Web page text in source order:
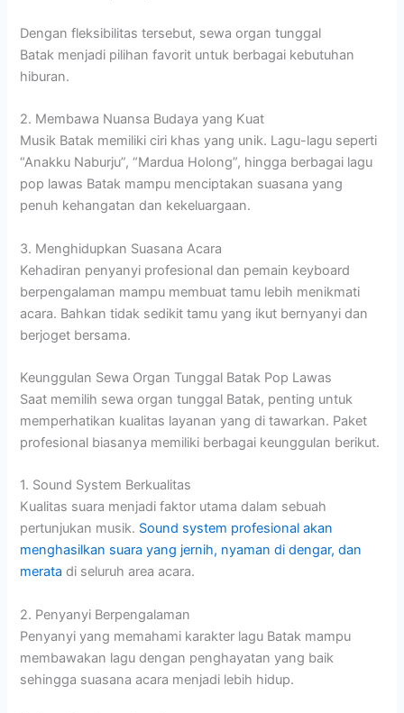
Dengan fleksibilitas tersebut, sewa organ tunggal
Batak menjadi pilihan favorit untuk berbagai kebutuhan
hiburan.
2. Membawa Nuansa Budaya yang Kuat
Musik Batak memiliki ciri khas yang unik. Lagu-lagu seperti
“Anakku Naburju”, “Mardua Holong”, hingga berbagai lagu
pop lawas Batak mampu menciptakan suasana yang
penuh kehangatan dan kekeluargaan.
3. Menghidupkan Suasana Acara
Kehadiran penyanyi profesional dan pemain keyboard
berpengalaman mampu membuat tamu lebih menikmati
acara. Bahkan tidak sedikit tamu yang ikut bernyanyi dan
berjoget bersama.
Keunggulan Sewa Organ Tunggal Batak Pop Lawas
Saat memilih sewa organ tunggal Batak, penting untuk
memperhatikan kualitas layanan yang di tawarkan. Paket
profesional biasanya memiliki berbagai keunggulan berikut.
1. Sound System Berkualitas
Kualitas suara menjadi faktor utama dalam sebuah
pertunjukan musik. Sound system profesional akan
menghasilkan suara yang jernih, nyaman di dengar, dan
merata di seluruh area acara.
2. Penyanyi Berpengalaman
Penyanyi yang memahami karakter lagu Batak mampu
membawakan lagu dengan penghayatan yang baik
sehingga suasana acara menjadi lebih hidup.